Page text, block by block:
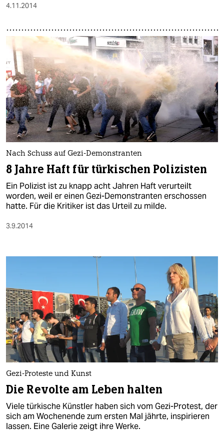
4.11.2014
Nach Schuss auf Gezi-Demonstranten
8 Jahre Haft für türkischen Polizisten
Ein Polizist ist zu knapp acht Jahren Haft verurteilt
worden, weil er einen Gezi-Demonstranten erschossen
hatte. Für die Kritiker ist das Urteil zu milde.
3.9.2014
Gezi-Proteste und Kunst
Die Revolte am Leben halten
Viele türkische Künstler haben sich vom Gezi-Protest, der
sich am Wochenende zum ersten Mal jährte, inspirieren
lassen. Eine Galerie zeigt ihre Werke.